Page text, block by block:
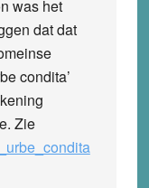
was het
dat dat
condita’
Zie